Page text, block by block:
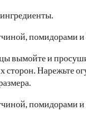
вымойте и
сторон. Нарежьте